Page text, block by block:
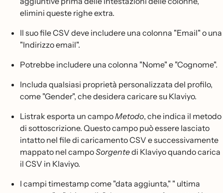
elimini queste righe extra.
Il suo file CSV deve includere una colonna "Email" o una
"Indirizzo email".
Potrebbe includere una colonna "Nome" e "Cognome".
Includa qualsiasi proprietà personalizzata del profilo,
come "Gender", che desidera caricare su Klaviyo.
Listrak esporta un campoMetodo, che indica il metodo
di sottoscrizione. Questo campo può essere lasciato
intatto nel file di caricamento CSV e successivamente
mappato nel campoSorgentedi Klaviyo quando carica
il CSV in Klaviyo.
I campi timestamp come "data aggiunta," " ultima